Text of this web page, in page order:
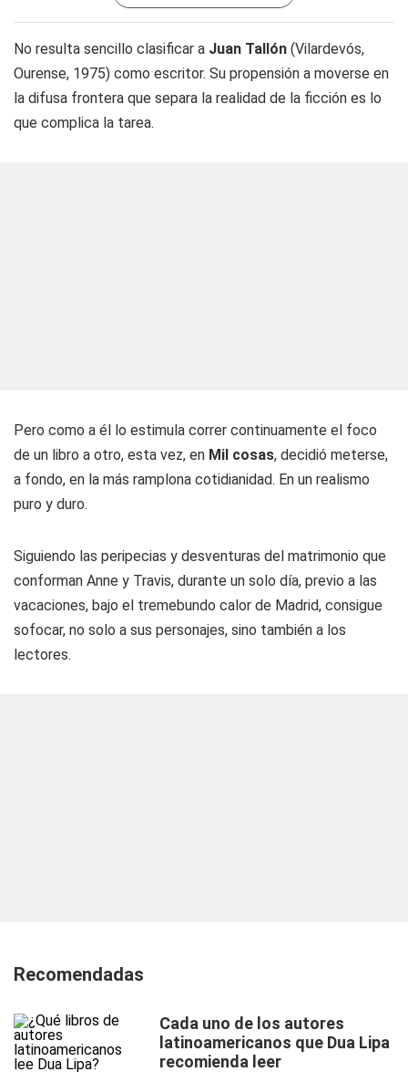
No resulta sencillo clasificar a Juan Tallón (Vilardevós,
Ourense, 1975) como escritor. Su propensión a moverse en
la difusa frontera que separa la realidad de la ficción es lo
que complica la tarea.
Pero como a él lo estimula correr continuamente el foco
de un libro a otro, esta vez, en Mil cosas, decidió meterse,
a fondo, en la más ramplona cotidianidad. En un realismo
puro y duro.
Siguiendo las peripecias y desventuras del matrimonio que
conforman Anne y Travis, durante un solo día, previo a las
vacaciones, bajo el tremebundo calor de Madrid, consigue
sofocar, no solo a sus personajes, sino también a los
lectores.
Recomendadas
Cada uno de los autores
latinoamericanos que Dua Lipa
recomienda leer